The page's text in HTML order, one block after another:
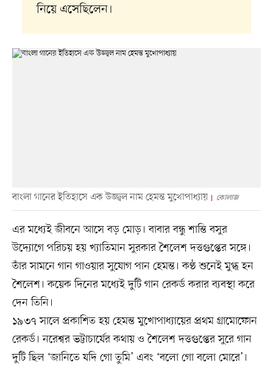
নিয়ে এসেছিলেন।
বাংলা গানের ইতিহাসে এক উজ্জ্বল নাম হেমন্ত মুখোপাধ্যায় কোলাজ
এর মধ্যেই জীবনে আসে বড় মোড়। বাবার বন্ধু শান্তি বসুর
উদ্যোগে পরিচয় হয় খ্যাতিমান সুরকার শৈলেশ দত্তগুপ্তের সঙ্গে।
তাঁর সামনে গান গাওয়ার সুযোগ পান হেমন্ত। কণ্ঠ শুনেই মুগ্ধ হন
শৈলেশ। কয়েক দিনের মধ্যেই দুটি গান রেকর্ড করার ব্যবস্থা করে
দেন তিনি।
১৯৩৭ সালে প্রকাশিত হয় হেমন্ত মুখোপাধ্যায়ের প্রথম গ্রামোফোন
রেকর্ড। নরেশ্বর ভট্টাচার্যের কথায় ও শৈলেশ দত্তগুপ্তের সুরে গান
দুটি ছিল ‘জানিতে যদি গো তুমি’ এবং ‘বলো গো বলো মোরে’।